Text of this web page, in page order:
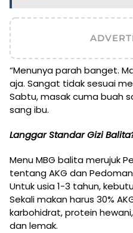
“Menunya parah banget.
aja. Sangat tidak sesuai
Sabtu, masak cuma buah
sang ibu.
Langgar Standar Gizi
Menu MBG balita merujuk
tentang AKG dan
Untuk usia 1-3 tahun,
Sekali makan harus 30%
karbohidrat, protein
dan lemak.